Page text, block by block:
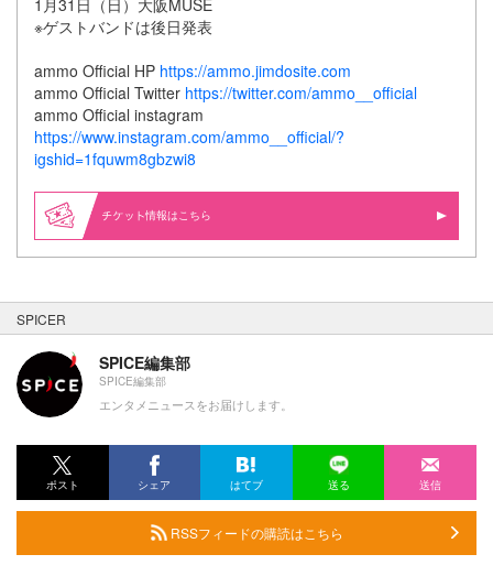
1月31日（日）大阪MUSE
※ゲストバンドは後日発表
ammo Official HP https://ammo.jimdosite.com
ammo Official Twitter https://twitter.com/ammo__official
ammo Official instagram
https://www.instagram.com/ammo__official/?
igshid=1fquwm8gbzwi8
情報はこちら
SPICER
SPICE編集部
SPICE編集部
エンタメニュースをお届けします。
ポスト シェア はてブ 送る 送信
RSSフィードの購読はこちら